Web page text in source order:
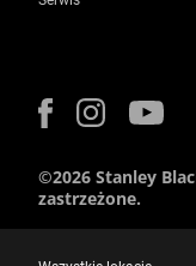
©2026 Stanley
zastrzeżone.